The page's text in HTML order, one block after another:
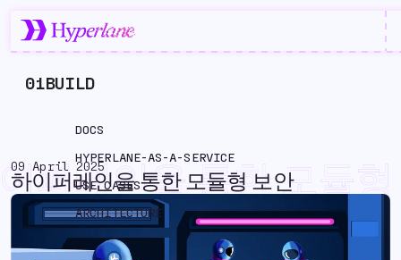
01BUILD
DOCS
HYPERLANE-AS-A-SERVICE
USE CASES
ARCHITECTURE
09 April 2025
하이퍼레인을 통한 모듈형 보안
퍼레인을 통한 모듈
안